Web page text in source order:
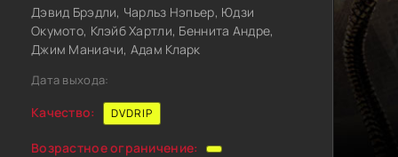
Дэвид Брэдли, Чарльз Нэпьер, Юдзи
Окумото, Клэйб Хартли, Беннита Андре,
Джим Маниачи, Адам Кларк
Дата выхода:
Качество: DVDRIP
Возрастное ограничение: